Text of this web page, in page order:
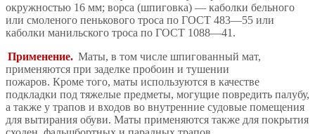
окружностью 16 мм; ворса (шпиговка) — каболки бельного
или смоленого пенькового троса по ГОСТ 483—55 или
каболки манильского троса по ГОСТ 1088—41.
Применение. Маты, в том числе шпигованный мат,
применяются при заделке пробоин и тушении
пожаров. Кроме того, маты используются в качестве
подкладки под тяжелые предметы, могущие повредить палубу,
а также у трапов и входов во внутренние судовые помещения
для вытирания обуви. Маты применяются также для покрытия